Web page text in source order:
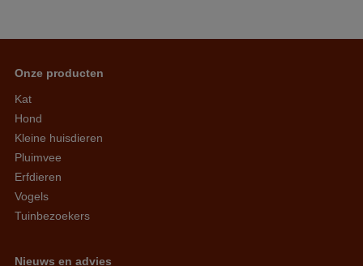
Onze producten
Kat
Hond
Kleine huisdieren
Pluimvee
Erfdieren
Vogels
Tuinbezoekers
Nieuws en advies